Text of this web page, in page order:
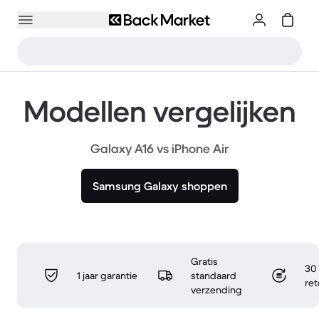
Modellen vergelijken
Galaxy A16 vs iPhone Air
Samsung Galaxy shoppen
1 jaar garantie
Gratis
standaard
verzending
30